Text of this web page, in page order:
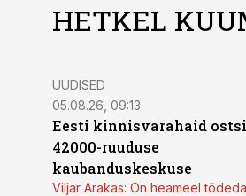
HETKEL
UUDISED
05.08.26, 09:13
Eesti kinnisvarahaid
42000-ruuduse
kaubanduskeskuse
Viljar Arakas: On heameel